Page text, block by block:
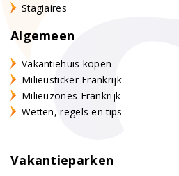
Stagiaires
Algemeen
Vakantiehuis kopen
Milieusticker Frankrijk
Milieuzones Frankrijk
Wetten, regels en tips
Vakantieparken